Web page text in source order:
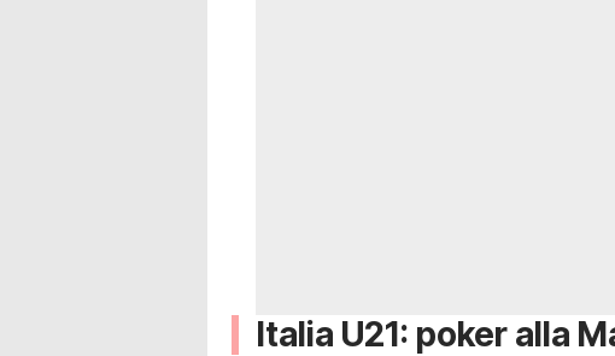
Italia U21: poker alla